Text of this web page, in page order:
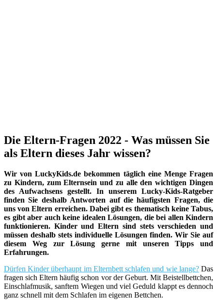
Die Eltern-Fragen 2022 - Was müssen Sie
als Eltern dieses Jahr wissen?
Wir von LuckyKids.de bekommen täglich eine Menge Fragen
zu Kindern, zum Elternsein und zu alle den wichtigen Dingen
des Aufwachsens gestellt. In unserem Lucky-Kids-Ratgeber
finden Sie deshalb Antworten auf die häufigsten Fragen, die
uns von Eltern erreichen. Dabei gibt es thematisch keine Tabus,
es gibt aber auch keine idealen Lösungen, die bei allen Kindern
funktionieren. Kinder und Eltern sind stets verschieden und
müssen deshalb stets individuelle Lösungen finden. Wir Sie auf
diesem Weg zur Lösung gerne mit unseren Tipps und
Erfahrungen.
Dürfen Kinder überhaupt im Elternbett schlafen und wie lange?Das
fragen sich Eltern häufig schon vor der Geburt. Mit Beistellbettchen,
Einschlafmusik, sanftem Wiegen und viel Geduld klappt es dennoch
ganz schnell mit dem Schlafen im eigenen Bettchen.